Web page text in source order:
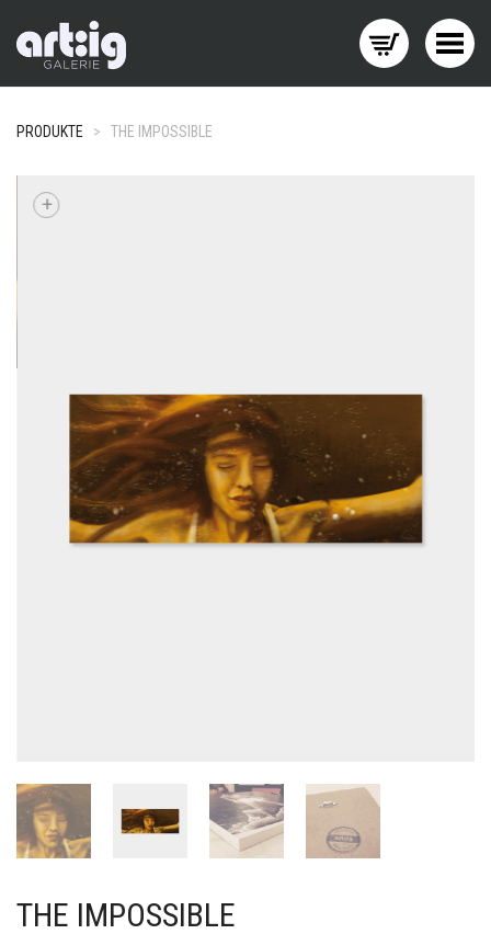
Menü wechseln
PRODUKTE > THE IMPOSSIBLE
+
THE IMPOSSIBLE